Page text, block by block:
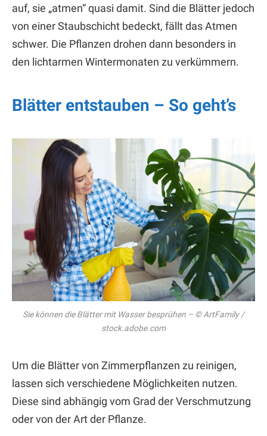
auf, sie „atmen“ quasi damit. Sind die Blätter jedoch
von einer Staubschicht bedeckt, fällt das Atmen
schwer. Die Pflanzen drohen dann besonders in
den lichtarmen Wintermonaten zu verkümmern.
Blätter entstauben – So geht’s
Sie können die Blätter mit Wasser besprühen – © ArtFamily /
stock.adobe.com
Um die Blätter von Zimmerpflanzen zu reinigen,
lassen sich verschiedene Möglichkeiten nutzen.
Diese sind abhängig vom Grad der Verschmutzung
oder von der Art der Pflanze.